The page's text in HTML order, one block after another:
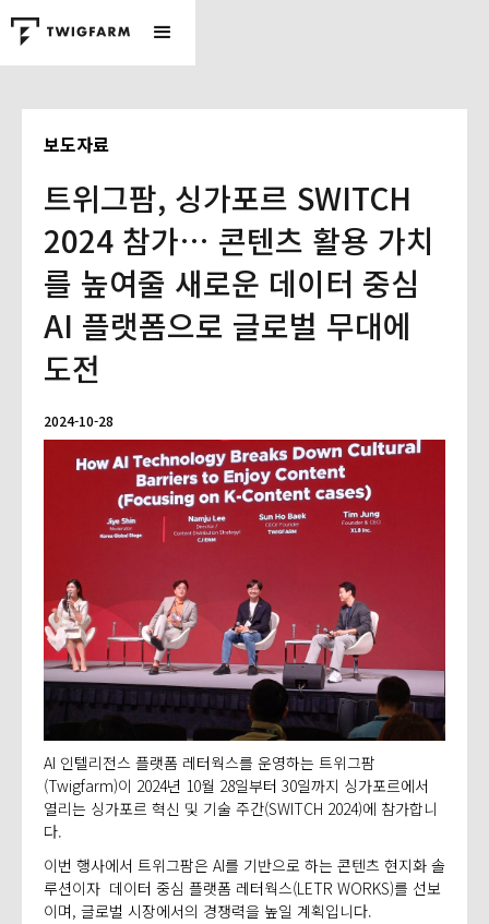
보도자료
트위그팜, 싱가포르 SWITCH
2024 참가… 콘텐츠 활용 가치
를 높여줄 새로운 데이터 중심
AI 플랫폼으로 글로벌 무대에
도전
2024-10-28
AI 인텔리전스 플랫폼 레터웍스를 운영하는 트위그팜
(Twigfarm)이 2024년 10월 28일부터 30일까지 싱가포르에서
열리는 싱가포르 혁신 및 기술 주간(SWITCH 2024)에 참가합니
다.
이번 행사에서 트위그팜은 AI를 기반으로 하는 콘텐츠 현지화 솔
루션이자 데이터 중심 플랫폼 레터웍스(LETR WORKS)를 선보
이며, 글로벌 시장에서의 경쟁력을 높일 계획입니다.